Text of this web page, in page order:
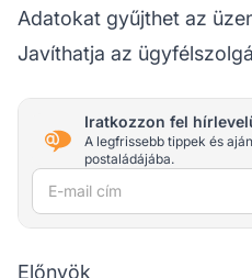
Adatokat gyűjthet az
Javíthatja az
Iratkozzon fel
A legfrissebb tippek és
postaládájába.
E-mail cím
Előnyök